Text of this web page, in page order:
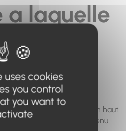
a laquelle
à
n'existe
ou plus.
le moteur de recherche en haut
menu pour trouver le contenu
uses cookies
you control
you want to